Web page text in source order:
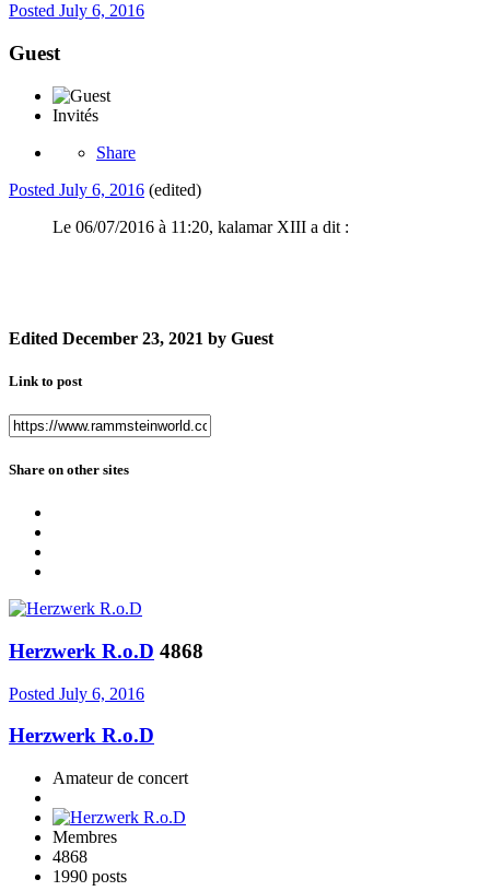
Posted July 6, 2016
Guest
Invités
Share
Posted July 6, 2016 (edited)
Le 06/07/2016 à 11:20, kalamar XIII a dit :
Edited December 23, 2021 by Guest
Link to post
Share on other sites
Herzwerk R.o.D 4868
Posted July 6, 2016
Herzwerk R.o.D
Amateur de concert
Membres
4868
1990 posts